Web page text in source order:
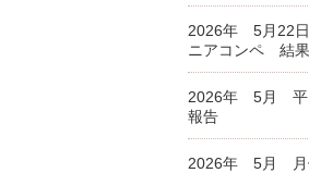
2026年 5月22
ニアコンペ 結
2026年 5月 平
報告
2026年 5月 月